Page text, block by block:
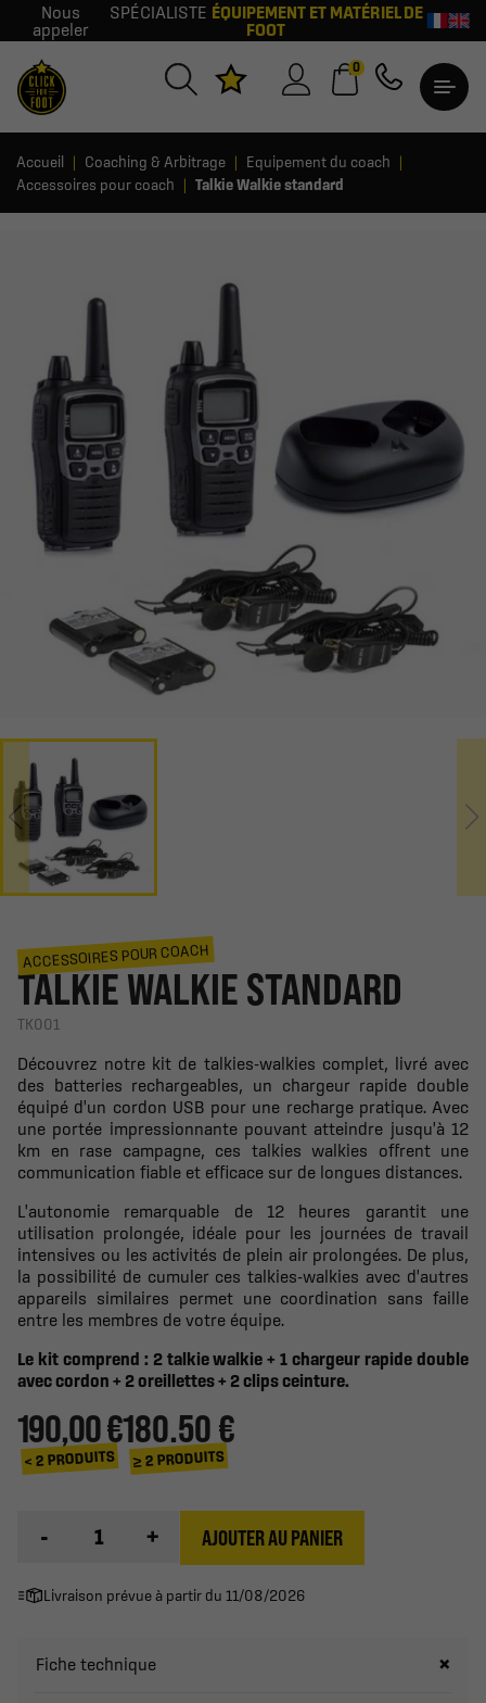
Nous
appeler
SPÉCIALISTE ÉQUIPEMENT ET MATÉRIEL DE
FOOT
0
Accueil Coaching & Arbitrage
Equipement du coach
Accessoires pour coach
Talkie Walkie standard
ACCESSOIRES POUR COACH
TALKIE WALKIE STANDARD
TK001
Découvrez notre kit de talkies-walkies complet, livré avec
des batteries rechargeables, un chargeur rapide double
équipé d'un cordon USB pour une recharge pratique. Avec
une portée impressionnante pouvant atteindre jusqu'à 12
km en rase campagne, ces talkies walkies offrent une
communication fiable et efficace sur de longues distances.
L'autonomie remarquable de 12 heures garantit une
utilisation prolongée, idéale pour les journées de travail
intensives ou les activités de plein air prolongées. De plus,
la possibilité de cumuler ces talkies-walkies avec d'autres
appareils similaires permet une coordination sans faille
entre les membres de votre équipe.
Le kit comprend : 2 talkie walkie + 1 chargeur rapide double
avec cordon + 2 oreillettes + 2 clips ceinture.
190,00 €
< 2 PRODUITS
180.50 €
≥ 2 PRODUITS
- + AJOUTER AU PANIER
Livraison prévue à partir du 11/08/2026
Fiche technique